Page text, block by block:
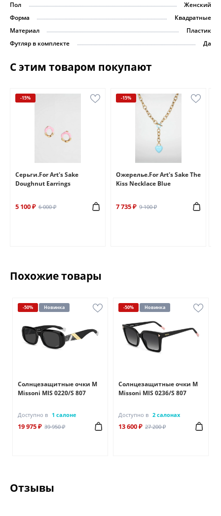
Пол
Женский
Форма
Квадратные
Материал
Пластик
Футляр в комплекте
Да
С этим товаром покупают
-15%
Серьги.For Art's Sake
Doughnut Earrings
5 100 ₽ 6 000 ₽
-15%
Ожерелье.For Art's Sake The
Kiss Necklace Blue
7 735 ₽ 9 100 ₽
Похожие товары
-50% Новинка
Солнцезащитные очки M
Missoni MIS 0220/S 807
Доступно в 1 салоне
19 975 ₽ 39 950 ₽
-50% Новинка
Солнцезащитные очки M
Missoni MIS 0236/S 807
Доступно в 2 салонах
13 600 ₽ 27 200 ₽
Отзывы